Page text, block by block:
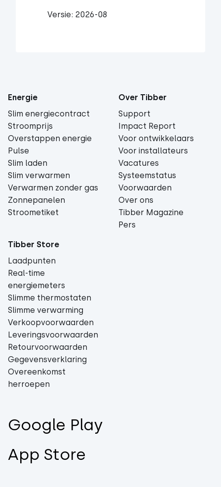
Versie: 2026-08
Energie
Slim energiecontract
Stroomprijs
Overstappen energie
Pulse
Slim laden
Slim verwarmen
Verwarmen zonder gas
Zonnepanelen
Stroometiket
Over Tibber
Support
Impact Report
Voor ontwikkelaars
Voor installateurs
Vacatures
Systeemstatus
Voorwaarden
Over ons
Tibber Magazine
Pers
Tibber Store
Laadpunten
Real-time
energiemeters
Slimme thermostaten
Slimme verwarming
Verkoopvoorwaarden
Leveringsvoorwaarden
Retourvoorwaarden
Gegevensverklaring
Overeenkomst
herroepen
Google Play
App Store